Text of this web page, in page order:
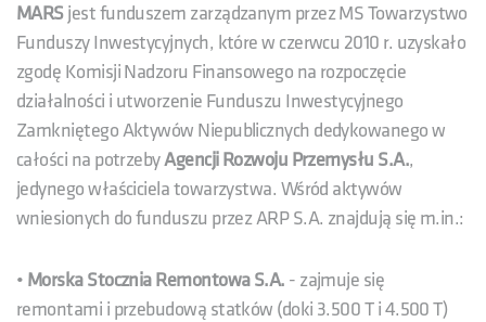
MARSjest funduszem zarządzanym przez MS Towarzystwo
Funduszy Inwestycyjnych, które w czerwcu 2010 r. uzyskało
zgodę Komisji Nadzoru Finansowego na rozpoczęcie
działalności i utworzenie Funduszu Inwestycyjnego
Zamkniętego Aktywów Niepublicznych dedykowanego w
całości na potrzebyAgencji Rozwoju Przemysłu S.A.,
jedynego właściciela towarzystwa. Wśród aktywów
wniesionych do funduszu przez ARP S.A. znajdują się m.in.:
• Morska Stocznia Remontowa S.A. - zajmuje się
remontami i przebudową statków (doki 3.500 T i 4.500 T)